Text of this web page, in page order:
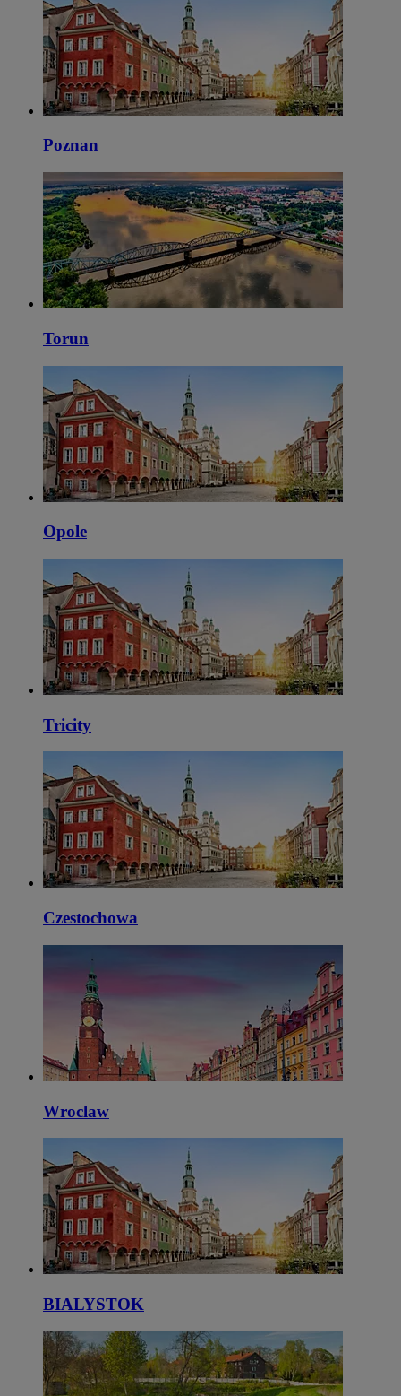
Poznan
Torun
Opole
Tricity
Czestochowa
Wroclaw
BIALYSTOK